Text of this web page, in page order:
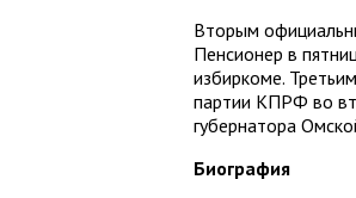
Вторым
Пенсионер в
избиркоме.
партии КПРФ во
губернатора
Биография